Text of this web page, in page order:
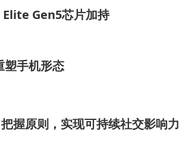
Gen5芯片加持
塑手机形态
握原则，实现可持续社交影响力